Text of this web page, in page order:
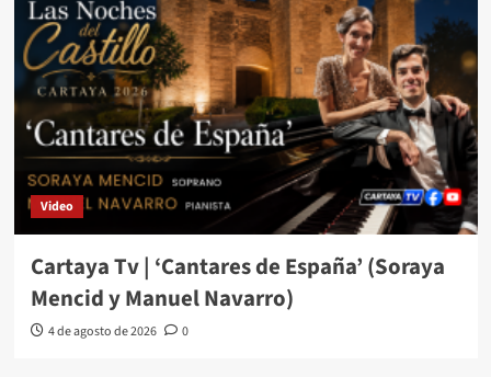
Video
Cartaya Tv | ‘Cantares de España’ (Soraya
Mencid y Manuel Navarro)
4 de agosto de 2026 0